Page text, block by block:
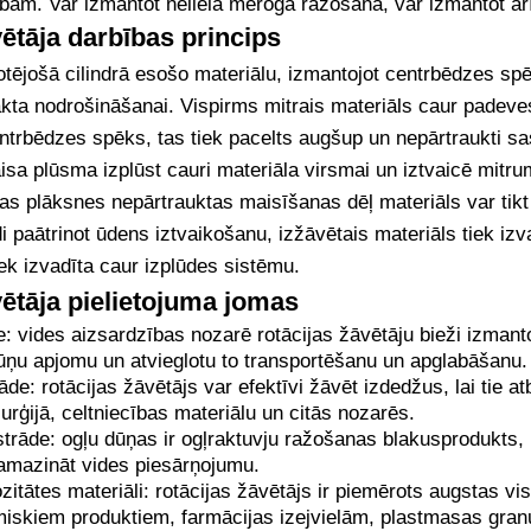
Var izmantot neliela mēroga ražošanā, var izmantot
darbības princips
cilindrā esošo materiālu, izmantojot centrbēdzes
nodrošināšanai. Vispirms mitrais materiāls caur
spēks, tas tiek pacelts augšup un nepārtraukti
plūsma izplūst cauri materiāla virsmai un iztvaicē
plāksnes nepārtrauktas maisīšanas dēļ materiāls var
paātrinot ūdens iztvaikošanu, izžāvētais materiāls tiek
izvadīta caur izplūdes sistēmu.
pielietojuma jomas
vides aizsardzības nozarē rotācijas žāvētāju bieži
apjomu un atvieglotu to transportēšanu un apglabāšanu.
rotācijas žāvētājs var efektīvi žāvēt izdedžus, lai tie
celtniecības materiālu un citās nozarēs.
ogļu dūņas ir ogļraktuvju ražošanas
vides piesārņojumu.
materiāli: rotācijas žāvētājs ir piemērots augstas
produktiem, farmācijas izejvielām, plastmasas